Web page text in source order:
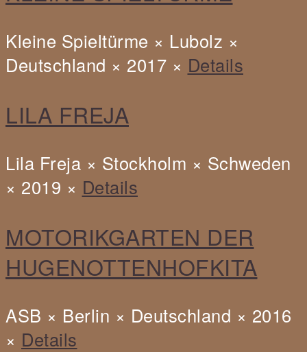
Wassertropfen
Spieletürme
Kleine Spieltürme × Lubolz ×
Deutschland × 2017 × Details
LILA FREJA
Lila Freja × Stockholm × Schweden
× 2019 × Details
MOTORIKGARTEN DER
HUGENOTTENHOFKITA
ASB × Berlin × Deutschland × 2016
× Details